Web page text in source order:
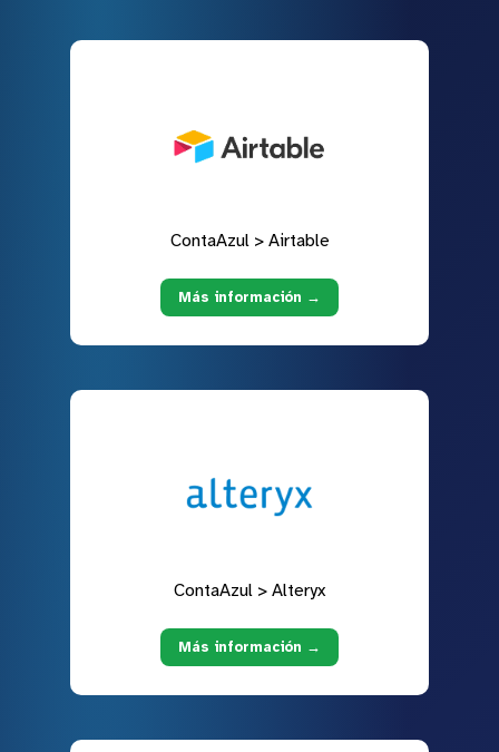
ContaAzul > Airtable
Más información →
ContaAzul > Alteryx
Más información →